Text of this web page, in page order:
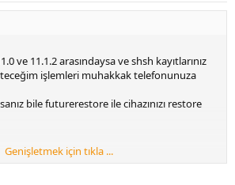
ve 11.1.2 arasındaysa ve shsh kayıtlarınız
işlemleri muhakkak telefonunuza
bile futurerestore ile cihazınızı restore
Genişletmek için tıkla ...